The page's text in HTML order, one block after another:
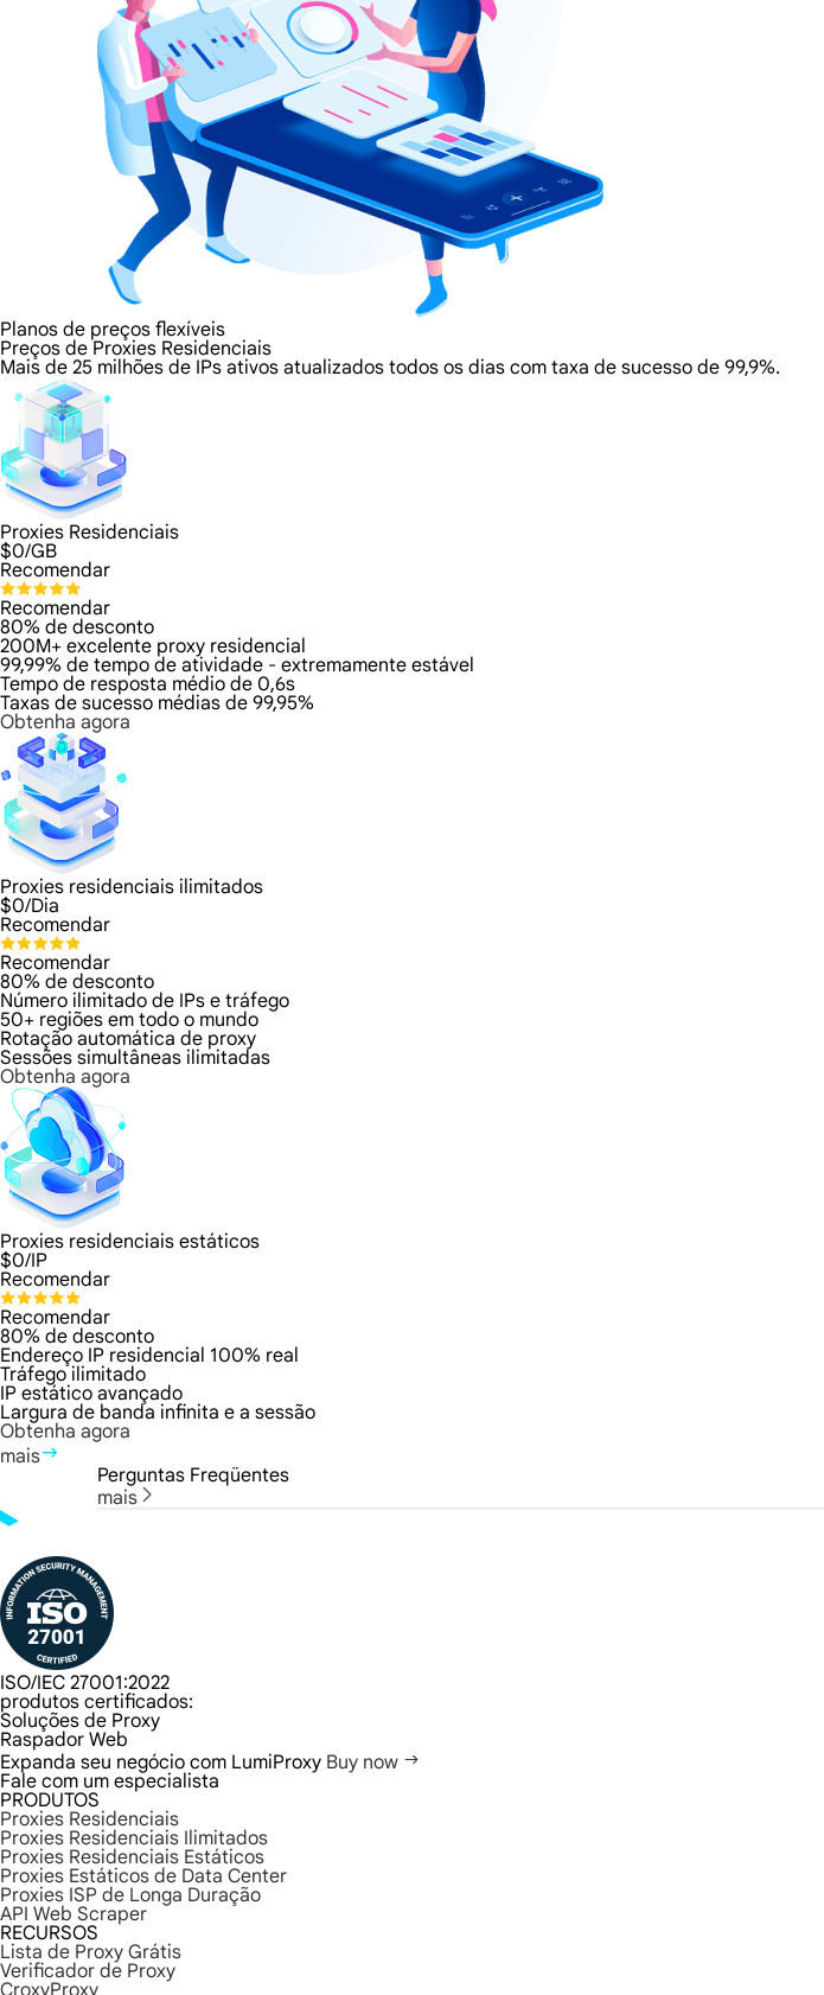
Planos de preços flexíveis
Preços de Proxies Residenciais
Mais de 25 milhões de IPs ativos atualizados todos os dias com taxa de sucesso de 99,9%.
Proxies Residenciais
$0/GB
Recomendar
Recomendar
80% de desconto
200M+ excelente proxy residencial
99,99% de tempo de atividade - extremamente estável
Tempo de resposta médio de 0,6s
Taxas de sucesso médias de 99,95%
Obtenha agora
Proxies residenciais ilimitados
$0/Dia
Recomendar
Recomendar
80% de desconto
Número ilimitado de IPs e tráfego
50+ regiões em todo o mundo
Rotação automática de proxy
Sessões simultâneas ilimitadas
Obtenha agora
Proxies residenciais estáticos
$0/IP
Recomendar
Recomendar
80% de desconto
Endereço IP residencial 100% real
Tráfego ilimitado
IP estático avançado
Largura de banda infinita e a sessão
Obtenha agora
mais
Perguntas Freqüentes
mais
ISO/IEC 27001:2022
produtos certificados:
Soluções de Proxy
Raspador Web
Expanda seu negócio com LumiProxy Buy now
Fale com um especialista
PRODUTOS
Proxies Residenciais
Proxies Residenciais Ilimitados
Proxies Residenciais Estáticos
Proxies Estáticos de Data Center
Proxies ISP de Longa Duração
API Web Scraper
RECURSOS
Lista de Proxy Grátis
Verificador de Proxy
CroxyProxy